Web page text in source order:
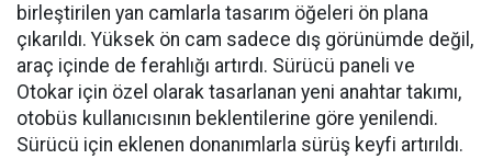
birleştirilen yan camlarla tasarım öğeleri ön plana
çıkarıldı. Yüksek ön cam sadece dış görünümde değil,
araç içinde de ferahlığı artırdı. Sürücü paneli ve
Otokar için özel olarak tasarlanan yeni anahtar takımı,
otobüs kullanıcısının beklentilerine göre yenilendi.
Sürücü için eklenen donanımlarla sürüş keyfi artırıldı.